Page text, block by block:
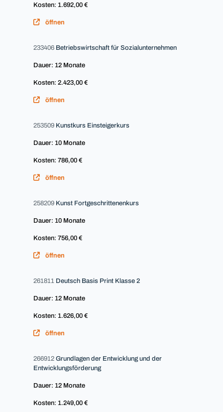
Kosten: 1.692,00 €
öffnen
233406 Betriebswirtschaft für Sozialunternehmen
Dauer: 12 Monate
Kosten: 2.423,00 €
öffnen
253509 Kunstkurs Einsteigerkurs
Dauer: 10 Monate
Kosten: 786,00 €
öffnen
258209 Kunst Fortgeschrittenenkurs
Dauer: 10 Monate
Kosten: 756,00 €
öffnen
261811 Deutsch Basis Print Klasse 2
Dauer: 12 Monate
Kosten: 1.626,00 €
öffnen
266912 Grundlagen der Entwicklung und der
Entwicklungsförderung
Dauer: 12 Monate
Kosten: 1.249,00 €